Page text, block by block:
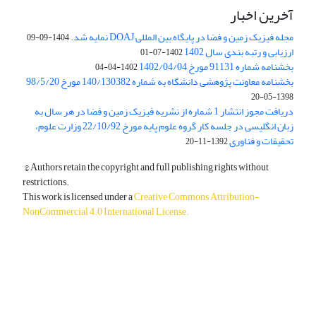
آخرین اخبار
مجله فیزیک زمین و فضا در پایگاه بین المللی DOAJ نمایه شد. 1404-09-09
ارزیابی و رتبه بندی سال 1402 1402-07-01
بخشنامه شماره 91131 مورخ 1402/04/04 1402-04-04
بخشنامه معاونت پژوهشی دانشگاه به شماره 140/130382 مورخ 98/5/20
1398-05-20
دریافت مجوز انتشار 1 شماره از نشریه فیزیک زمین و فضا در هر سال به
زبان انگلیسی در جلسه کار گروه علوم پایه مورخ 22/10/92 وزارت علوم،
تحقیقات و فناوری1392-11-20
© Authors retain the copyright and full publishing rights without
restrictions.
This work is licensed under aCreative Commons Attribution-
NonCommercial 4.0 International License.